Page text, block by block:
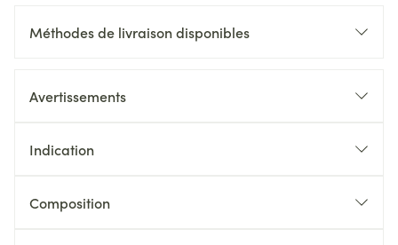
Méthodes de livraison disponibles
Avertissements
Indication
Composition